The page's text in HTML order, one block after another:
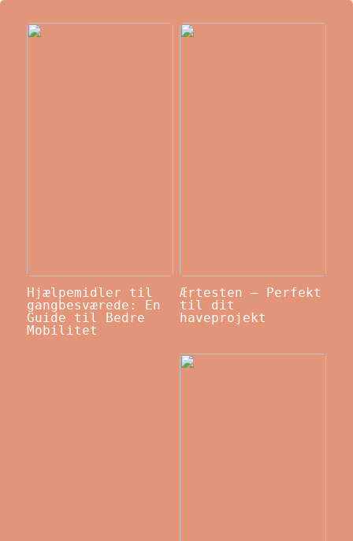
Hjælpemidler til
gangbesværede: En
Guide til Bedre
Mobilitet
Ærtesten – Perfekt
til dit
haveprojekt